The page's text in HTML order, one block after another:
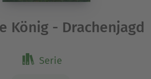
König - Drachenjagd
Serie